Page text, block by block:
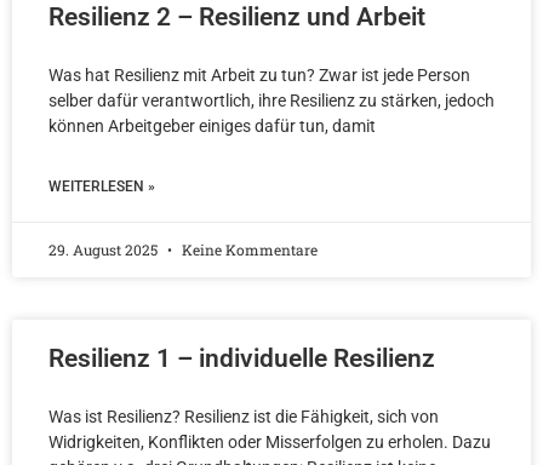
Resilienz 2 – Resilienz und Arbeit
Was hat Resilienz mit Arbeit zu tun? Zwar ist jede Person
selber dafür verantwortlich, ihre Resilienz zu stärken, jedoch
können Arbeitgeber einiges dafür tun, damit
WEITERLESEN »
29. August 2025 Keine Kommentare
Resilienz 1 – individuelle Resilienz
Was ist Resilienz? Resilienz ist die Fähigkeit, sich von
Widrigkeiten, Konflikten oder Misserfolgen zu erholen. Dazu